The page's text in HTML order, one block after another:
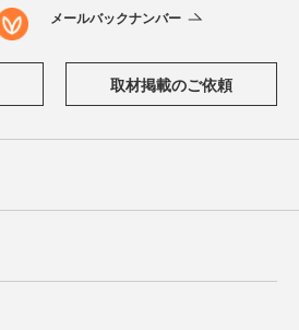
メールバックナンバー
取材掲載のご依頼